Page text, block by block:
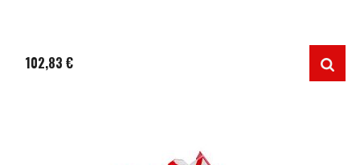
102,83 €